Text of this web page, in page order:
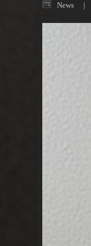
News